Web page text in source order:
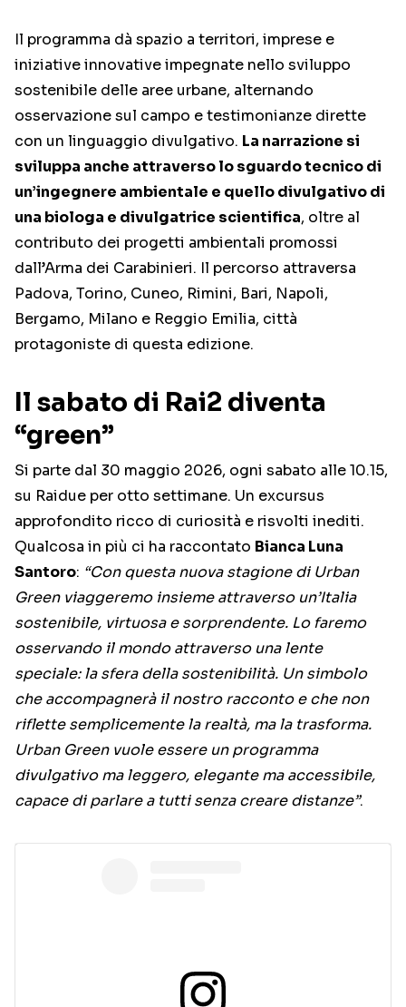
Il programma dà spazio a territori, imprese e
iniziative innovative impegnate nello sviluppo
sostenibile delle aree urbane, alternando
osservazione sul campo e testimonianze dirette
con un linguaggio divulgativo. La narrazione si
sviluppa anche attraverso lo sguardo tecnico di
un’ingegnere ambientale e quello divulgativo di
una biologa e divulgatrice scientifica, oltre al
contributo dei progetti ambientali promossi
dall’Arma dei Carabinieri. Il percorso attraversa
Padova, Torino, Cuneo, Rimini, Bari, Napoli,
Bergamo, Milano e Reggio Emilia, città
protagoniste di questa edizione.
Il sabato di Rai2 diventa
“green”
Si parte dal 30 maggio 2026, ogni sabato alle 10.15,
su Raidue per otto settimane. Un excursus
approfondito ricco di curiosità e risvolti inediti.
Qualcosa in più ci ha raccontato Bianca Luna
Santoro: “Con questa nuova stagione di Urban
Green viaggeremo insieme attraverso un’Italia
sostenibile, virtuosa e sorprendente. Lo faremo
osservando il mondo attraverso una lente
speciale: la sfera della sostenibilità. Un simbolo
che accompagnerà il nostro racconto e che non
riflette semplicemente la realtà, ma la trasforma.
Urban Green vuole essere un programma
divulgativo ma leggero, elegante ma accessibile,
capace di parlare a tutti senza creare distanze”.